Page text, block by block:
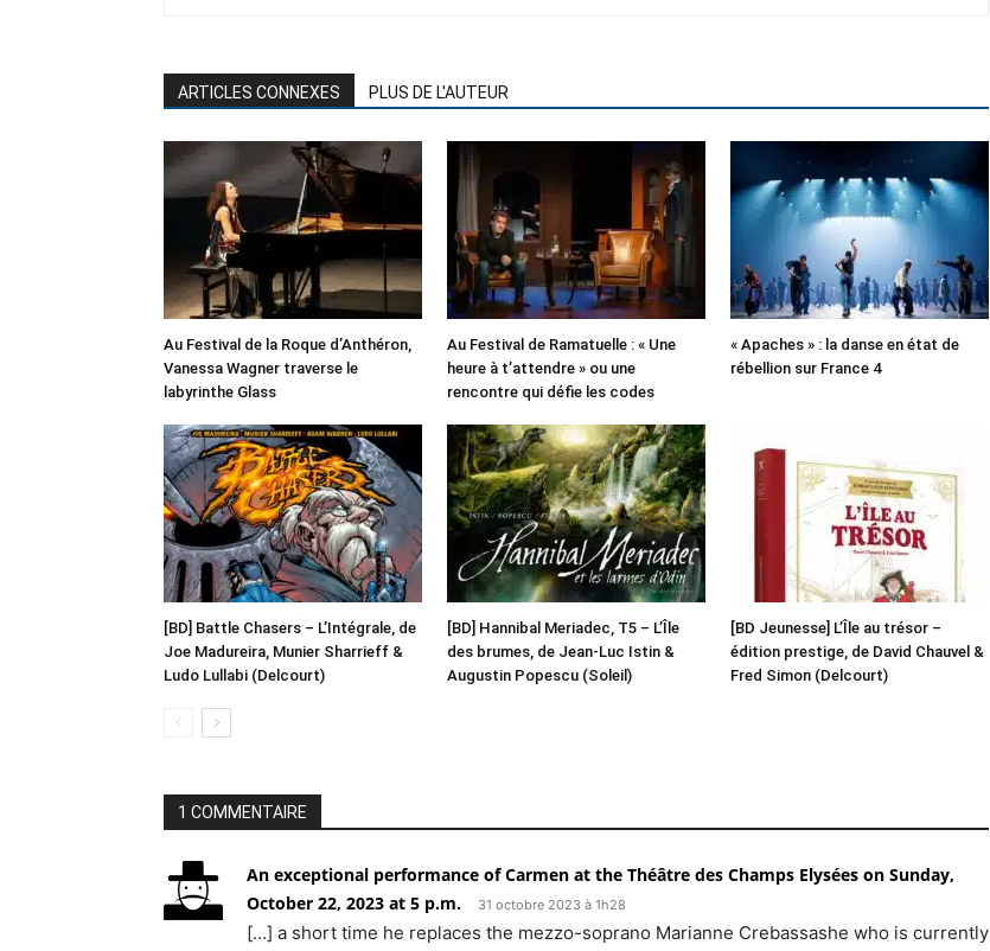
ARTICLES CONNEXES PLUS DE L'AUTEUR
Au Festival de la Roque d’Anthéron,
Vanessa Wagner traverse le
labyrinthe Glass
Au Festival de Ramatuelle : « Une
heure à t’attendre » ou une
rencontre qui défie les codes
« Apaches » : la danse en état de
rébellion sur France 4
[BD] Battle Chasers – L’Intégrale, de
Joe Madureira, Munier Sharrieff &
Ludo Lullabi (Delcourt)
[BD] Hannibal Meriadec, T5 – L’Île
des brumes, de Jean-Luc Istin &
Augustin Popescu (Soleil)
[BD Jeunesse] L’Île au trésor –
édition prestige, de David Chauvel &
Fred Simon (Delcourt)
1 COMMENTAIRE
An exceptional performance of Carmen at the Théâtre des Champs Elysées on Sunday,
October 22, 2023 at 5 p.m.
31 octobre 2023 à 1h28
[…] a short time he replaces the mezzo-soprano Marianne Crebassashe who is currently